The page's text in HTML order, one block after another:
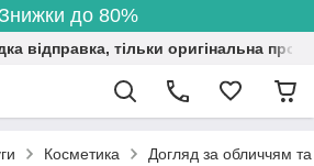
до 80%
відправка, тільки оригінальна
Косметика Догляд за обличчям